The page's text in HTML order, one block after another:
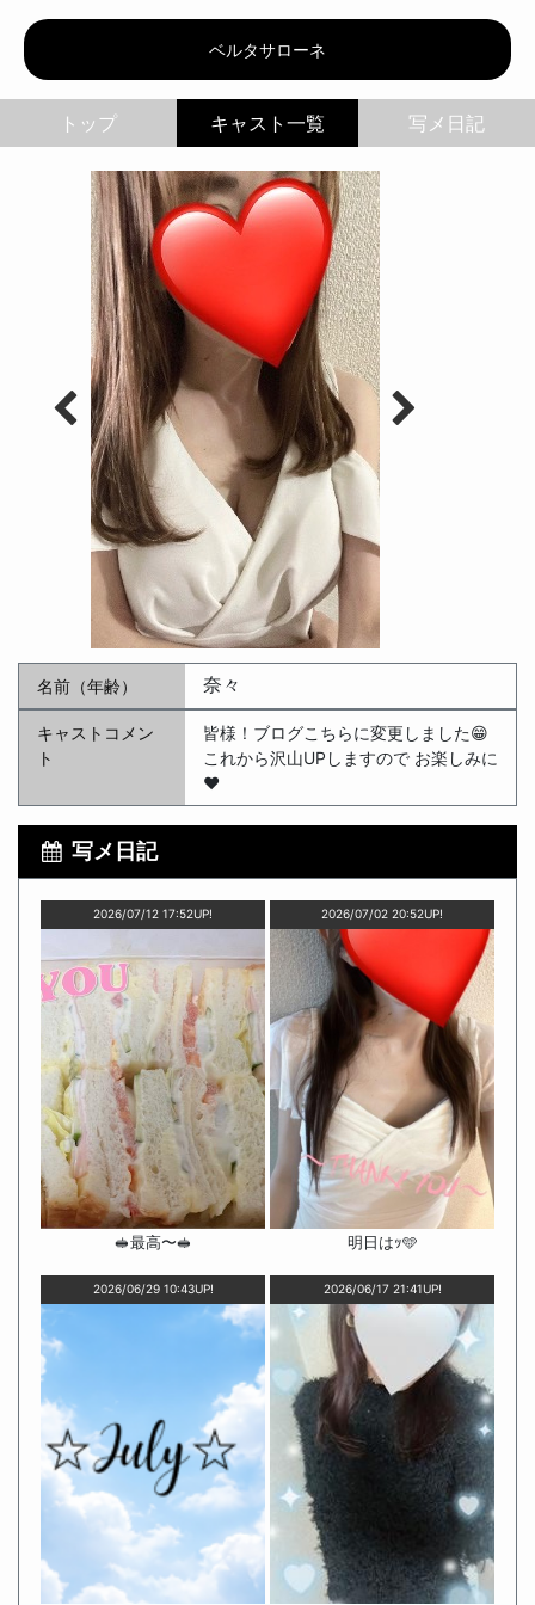
ベルタサローネ | 奈々
ベルタサローネ
トップ 写メ日記
名前（年齢） 奈々
キャストコメン
ト
皆様！ブログこちらに変更しました😁
これから沢山UPしますので お楽しみに
❤️
写メ日記
2026/07/12 17:52UP!
🥪最高〜🥪
2026/07/02 20:52UP!
明日はｯ🩵
2026/06/29 10:43UP! 2026/06/17 21:41UP!